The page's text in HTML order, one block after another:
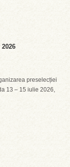
preselecției
13 – 15 iulie 2026,